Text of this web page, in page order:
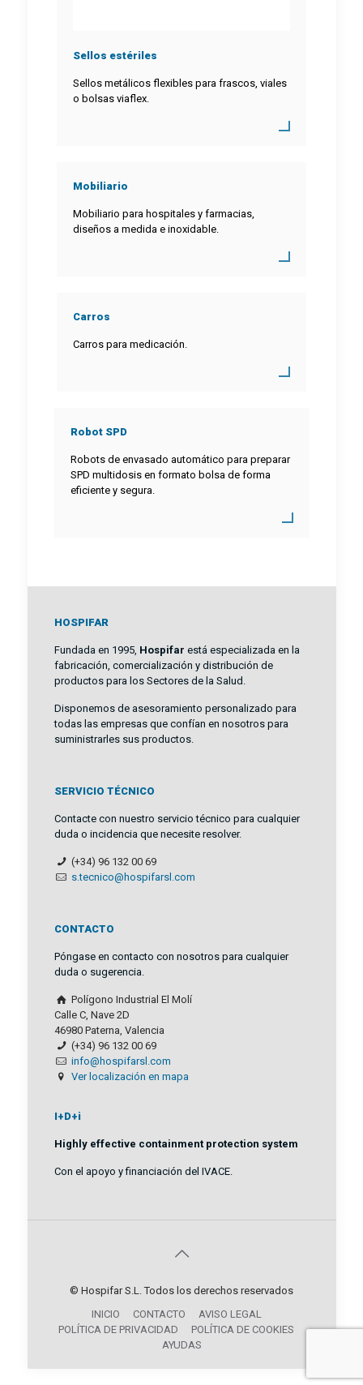
Sellos estériles
Sellos metálicos flexibles para frascos, viales
o bolsas viaflex.
Mobiliario
Mobiliario para hospitales y farmacias,
diseños a medida e inoxidable.
Carros
Carros para medicación.
Robot SPD
Robots de envasado automático para preparar
SPD multidosis en formato bolsa de forma
eficiente y segura.
HOSPIFAR
Fundada en 1995, Hospifar está especializada en la
fabricación, comercialización y distribución de
productos para los Sectores de la Salud.
Disponemos de asesoramiento personalizado para
todas las empresas que confían en nosotros para
suministrarles sus productos.
SERVICIO TÉCNICO
Contacte con nuestro servicio técnico para cualquier
duda o incidencia que necesite resolver.
(+34) 96 132 00 69
s.tecnico@hospifarsl.com
CONTACTO
Póngase en contacto con nosotros para cualquier
duda o sugerencia.
Polígono Industrial El Molí
Calle C, Nave 2D
46980 Paterna, Valencia
(+34) 96 132 00 69
info@hospifarsl.com
Ver localización en mapa
I+D+i
Highly effective containment protection system
Con el apoyo y financiación del IVACE.
© Hospifar S.L. Todos los derechos reservados
INICIO
CONTACTO
AVISO LEGAL
POLÍTICA DE PRIVACIDAD
POLÍTICA DE COOKIES
AYUDAS